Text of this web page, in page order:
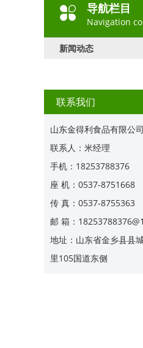
导航栏目
Navigation
新闻动态
联系我们
山东金得利食品有限公司
联系人：米经理
手机：18253788376
座 机：0537-8751668
传 真：0537-8755363
邮 箱：
地址：山东省金乡县县
里105国道东侧